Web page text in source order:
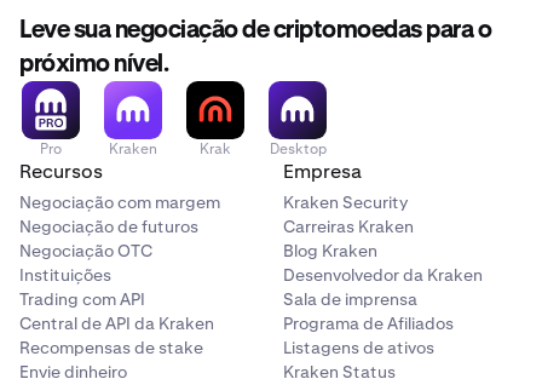
Leve sua negociação de criptomoedas para o
próximo nível.
Pro Kraken Krak Desktop
Recursos
Negociação com margem
Negociação de futuros
Negociação OTC
Instituições
Trading com API
Central de API da Kraken
Recompensas de stake
Envie dinheiro
Empresa
Kraken Security
Carreiras Kraken
Blog Kraken
Desenvolvedor da Kraken
Sala de imprensa
Programa de Afiliados
Listagens de ativos
Kraken Status